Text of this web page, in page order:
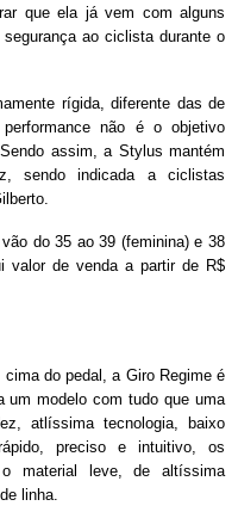
que ela já vem com alguns
ao ciclista durante o
rígida, diferente das de
não é o objetivo
assim, a Stylus mantém
sendo indicada a ciclistas
do 35 ao 39 (feminina) e 38
valor de venda a partir de R$
do pedal, a Giro Regime é
um modelo com tudo que uma
atlíssima tecnologia, baixo
preciso e intuitivo, os
material leve, de altíssima
linha.